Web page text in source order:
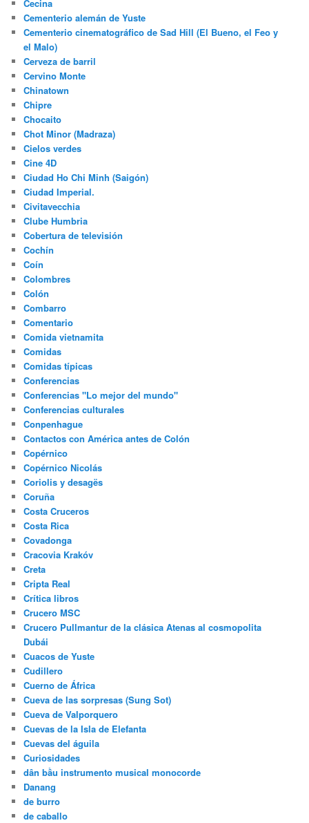
Cecina
Cementerio alemán de Yuste
Cementerio cinematográfico de Sad Hill (El Bueno, el Feo y
el Malo)
Cerveza de barril
Cervino Monte
Chinatown
Chipre
Chocaito
Chot Minor (Madraza)
Cielos verdes
Cine 4D
Ciudad Ho Chi Minh (Saigón)
Ciudad Imperial.
Civitavecchia
Clube Humbria
Cobertura de televisión
Cochín
Coín
Colombres
Colón
Combarro
Comentario
Comida vietnamita
Comidas
Comidas típicas
Conferencias
Conferencias "Lo mejor del mundo"
Conferencias culturales
Conpenhague
Contactos con América antes de Colón
Copérnico
Copérnico Nicolás
Coriolis y desagës
Coruña
Costa Cruceros
Costa Rica
Covadonga
Cracovia Krakóv
Creta
Cripta Real
Crítica libros
Crucero MSC
Crucero Pullmantur de la clásica Atenas al cosmopolita
Dubái
Cuacos de Yuste
Cudillero
Cuerno de África
Cueva de las sorpresas (Sung Sot)
Cueva de Valporquero
Cuevas de la Isla de Elefanta
Cuevas del águila
Curiosidades
dân bầu instrumento musical monocorde
Danang
de burro
de caballo